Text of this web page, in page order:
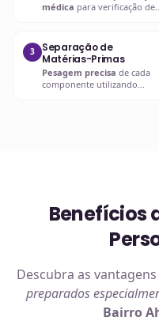
médica para verificação de
3
Separação de
Matérias-Primas
Pesagem precisa de cada
componente utilizando
Benefícios
Descubra as
preparados
Bairro